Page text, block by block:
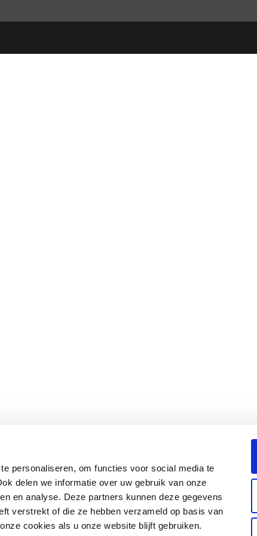
personaliseren, om functies voor social media te
delen we informatie over uw gebruik van onze
en analyse. Deze partners kunnen deze gegevens
verstrekt of die ze hebben verzameld op basis van
cookies als u onze website blijft gebruiken.